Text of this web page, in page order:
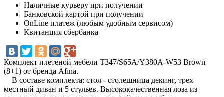
Наличные курьеру при получении
Банковской картой при получении
OnLine платеж (любым удобным сервисом)
Квитанция сбербанка
Комплект плетеной мебели T347/S65A/Y380A-W53 Brown
(8+1) от бренда Afina.
В составе комплекта: стол - столешница декинг, трех
местный диван и 5 стульев. Высококачественная лоза из